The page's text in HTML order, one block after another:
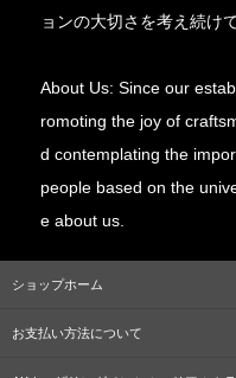
ョンの大切さを考え続け
About Us: Since our
romoting the joy of
d contemplating the
people based on the
e about us.
ショップホーム
お支払い方法について